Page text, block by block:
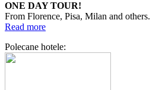
ONE DAY TOUR!
From Florence, Pisa, Milan and others.
Read more
Polecane hotele: